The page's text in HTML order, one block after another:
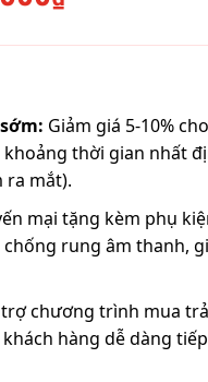
Giảm giá 5-10%
thời gian nhất
ra mắt).
mại tặng kèm phụ
rung âm thanh,
chương trình mua
hàng dễ dàng